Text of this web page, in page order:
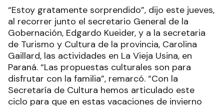
“Estoy gratamente sorprendido”, dijo este jueves,
al recorrer junto el secretario General de la
Gobernación, Edgardo Kueider, y a la secretaria
de Turismo y Cultura de la provincia, Carolina
Gaillard, las actividades en La Vieja Usina, en
Paraná. “Las propuestas culturales son para
disfrutar con la familia”, remarcó. “Con la
Secretaría de Cultura hemos articulado este
ciclo para que en estas vacaciones de invierno